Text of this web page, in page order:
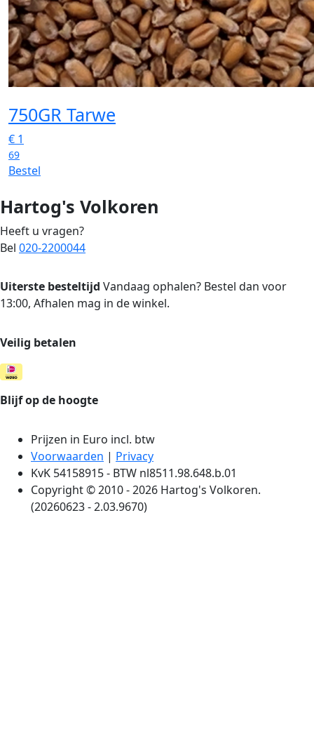
750GR Tarwe
€ 1
69
Bestel
Hartog's Volkoren
Heeft u vragen?
Bel 020-2200044
Uiterste besteltijd Vandaag ophalen? Bestel dan voor
13:00, Afhalen mag in de winkel.
Veilig betalen
Blijf op de hoogte
Prijzen in Euro incl. btw
Voorwaarden | Privacy
KvK 54158915 - BTW nl8511.98.648.b.01
Copyright © 2010 - 2026 Hartog's Volkoren.
(20260623 - 2.03.9670)